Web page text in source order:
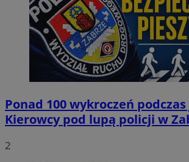
Ponad 100 wykroczeń
Kierowcy pod lupą policji w
2